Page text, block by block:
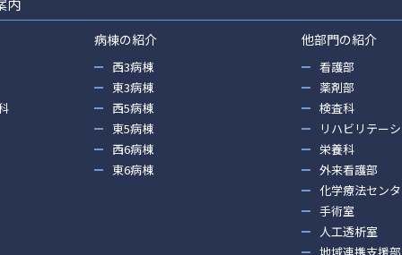
内
病棟の紹介
西3病棟
東3病棟
西5病棟
東5病棟
西6病棟
東6病棟
他部門の紹介
看護部
薬剤部
検査科
リハビリテー
栄養科
外来看護部
化学療法セン
手術室
人工透析室